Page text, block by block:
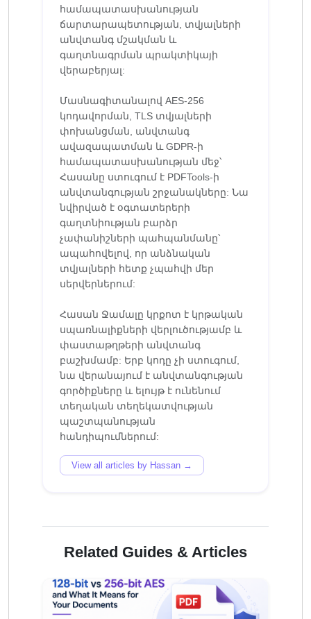
համապատասխանության
ճարտարապետության, տվյալների
անվտանգ մշակման և
գաղտնագրման պրակտիկայի
վերաբերյալ:
Մասնագիտանալով AES-256
կոդավորման, TLS տվյալների
փոխանցման, անվտանգ
ավազապատման և GDPR-ի
համապատասխանության մեջ՝
Հասանը ստուգում է PDFTools-ի
անվտանգության շրջանակները: Նա
նվիրված է օգտատերերի
գաղտնիության բարձր
չափանիշների պահպանմանը՝
ապահովելով, որ անձնական
տվյալների հետք չպահվի մեր
սերվերներում:
Հասան Ջամալը կրքոտ է կրթական
սպառնալիքների վերլուծությամբ և
փաստաթղթերի անվտանգ
բաշխմամբ: Երբ կոդը չի ստուգում,
նա վերանայում է անվտանգության
գործիքները և ելույթ է ունենում
տեղական տեղեկատվության
պաշտպանության
View all articles by Hassan →
Related Guides & Articles